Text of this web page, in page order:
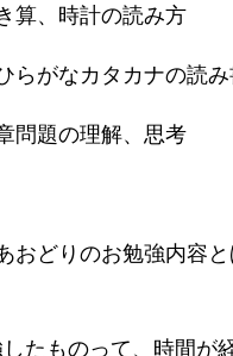
算、時計の読み方
らがなカタカナの読み
問題の理解、思考
おどりのお勉強内容
たものって、時間が